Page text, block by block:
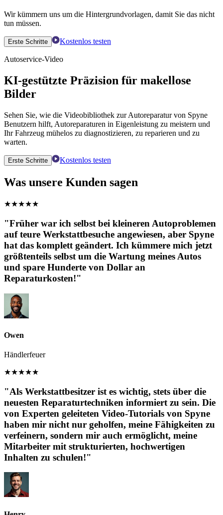
Wir kümmern uns um die Hintergrundvorlagen, damit Sie das nicht
tun müssen.
Erste Schritte Kostenlos testen
Autoservice-Video
KI-gestützte Präzision für makellose
Bilder
Sehen Sie, wie die Videobibliothek zur Autoreparatur von Spyne
Benutzern hilft, Autoreparaturen in Eigenleistung zu meistern und
Ihr Fahrzeug mühelos zu diagnostizieren, zu reparieren und zu
warten.
Erste Schritte Kostenlos testen
Was unsere Kunden sagen
★★★★★
"Früher war ich selbst bei kleineren Autoproblemen
auf teure Werkstattbesuche angewiesen, aber Spyne
hat das komplett geändert. Ich kümmere mich jetzt
größtenteils selbst um die Wartung meines Autos
und spare Hunderte von Dollar an
Reparaturkosten!"
Owen
Händlerfeuer
★★★★★
"Als Werkstattbesitzer ist es wichtig, stets über die
neuesten Reparaturtechniken informiert zu sein. Die
von Experten geleiteten Video-Tutorials von Spyne
haben mir nicht nur geholfen, meine Fähigkeiten zu
verfeinern, sondern mir auch ermöglicht, meine
Mitarbeiter mit strukturierten, hochwertigen
Inhalten zu schulen!"